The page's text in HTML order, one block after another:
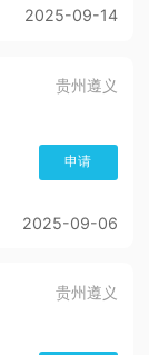
2025-09-14
贵州遵义
申请
2025-09-06
贵州遵义